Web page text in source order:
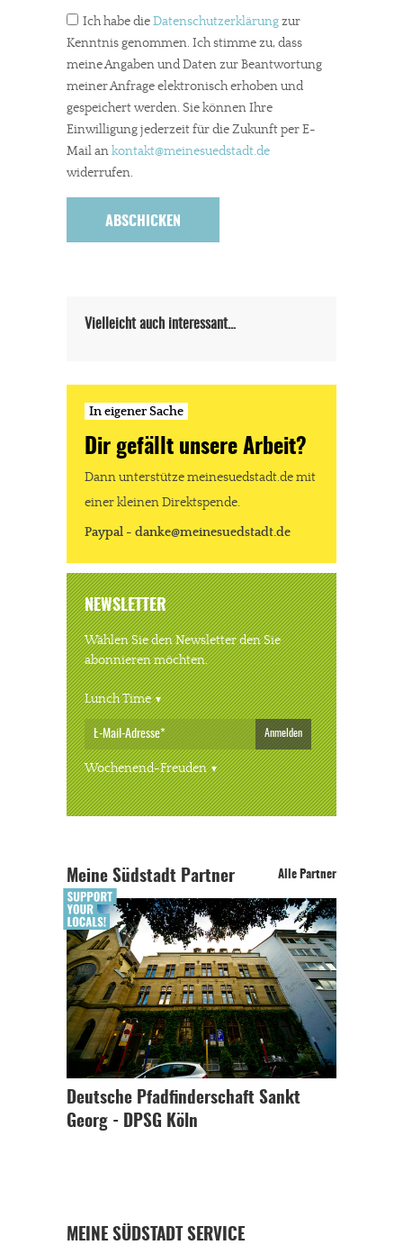
Werbung. Beide Einnahmequellen sind in den letzten Monaten
stark zurückgegangen.
Solltest Du unsere unabhängige Berichterstattung schätzen,
kannst Du uns mit einer kleinen Spende unterstützen.
Paypal - danke@meinesuedstadt.de
Ich habe dieDatenschutzerklärungzur
Kenntnis genommen. Ich stimme zu, dass
meine Angaben und Daten zur Beantwortung
meiner Anfrage elektronisch erhoben und
gespeichert werden. Sie können Ihre
Einwilligung jederzeit für die Zukunft per E-
Mail ankontakt@meinesuedstadt.de
widerrufen.
Vielleicht auch interessant…
In eigener Sache
Dir gefällt unsere Arbeit?
Dann unterstütze meinesuedstadt.de mit
einer kleinen Direktspende.
Paypal - danke@meinesuedstadt.de
NEWSLETTER
Wählen Sie den Newsletter den Sie
abonnieren möchten.
Lunch Time
Anmelden
Wochenend-Freuden
Meine Südstadt Partner Alle Partner
Deutsche Pfadfinderschaft Sankt
Georg - DPSG Köln
MEINE SÜDSTADT SERVICE